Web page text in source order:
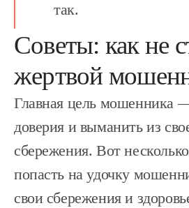
так.
Советы: как не
жертвой
Главная цель мошенника
доверия и выманить из
сбережения. Вот
попасть на удочку
свои сбережения и